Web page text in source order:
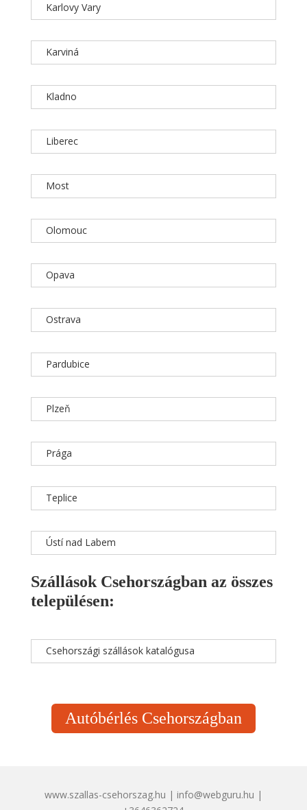
Karlovy Vary
Karviná
Kladno
Liberec
Most
Olomouc
Opava
Ostrava
Pardubice
Plzeň
Prága
Teplice
Ústí nad Labem
Szállások Csehországban az összes
településen:
Csehországi szállások katalógusa
Autóbérlés Csehországban
www.szallas-csehorszag.hu | info@webguru.hu |